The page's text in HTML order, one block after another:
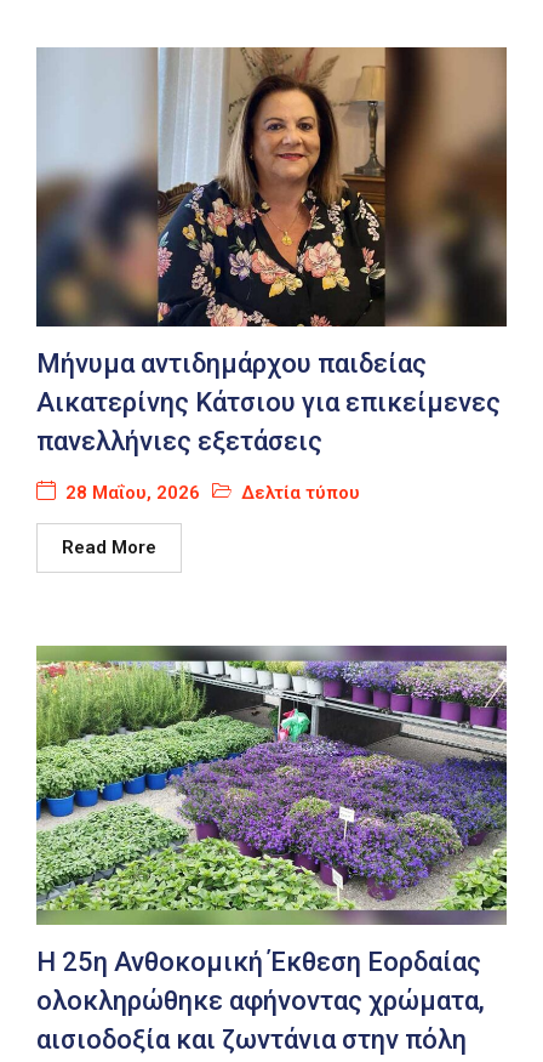
Μήνυμα αντιδημάρχου παιδείας
Αικατερίνης Κάτσιου για επικείμενες
πανελλήνιες εξετάσεις
28 Μαΐου, 2026 Δελτία τύπου
Read More
Η 25η Ανθοκομική Έκθεση Εορδαίας
ολοκληρώθηκε αφήνοντας χρώματα,
αισιοδοξία και ζωντάνια στην πόλη